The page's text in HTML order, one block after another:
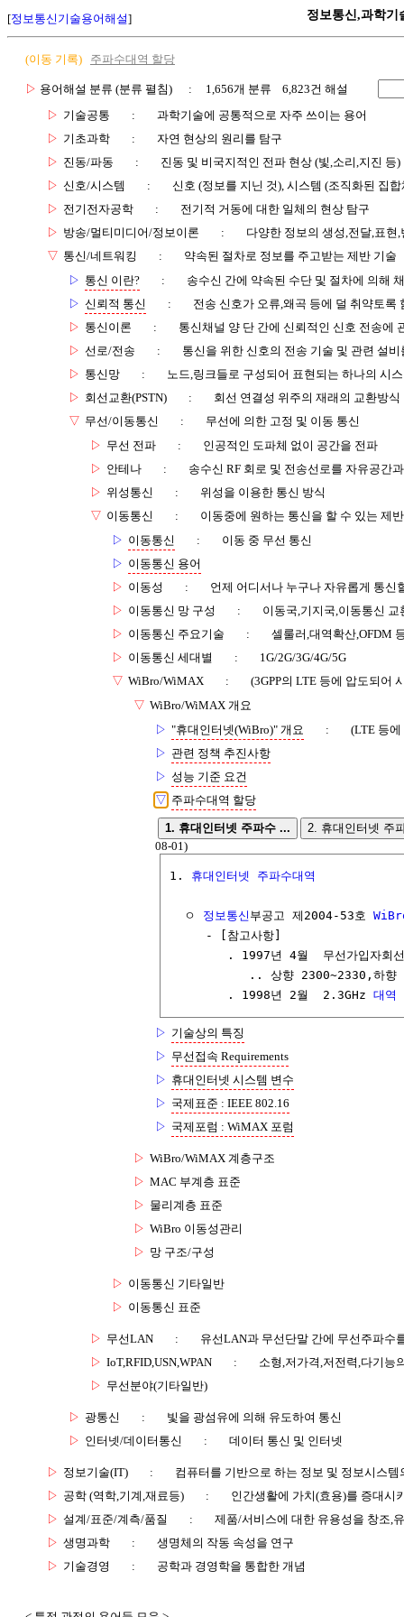
[정보통신기술용어해설] 정보통신,과학기
(이동 기록) 주파수대역 할당
▷ 용어해설 분류 (분류 펼침)
: 1,656개 분류 6,823건 해설
▷ 기술공통 :
과학기술에 공통적으로 자주 쓰이는 용어
▷ 기초과학 :
자연 현상의 원리를 탐구
▷ 진동/파동 :
진동 및 비국지적인 전파 현상 (빛,소리,지진 등)
▷ 신호/시스템 :
신호 (정보를 지닌 것), 시스템 (조직화된 집합
▷ 전기전자공학 :
전기적 거동에 대한 일체의 현상 탐구
▷ 방송/멀티미디어/정보이론 :
다양한 정보의 생성,전달,표현
▽ 통신/네트워킹 :
약속된 절차로 정보를 주고받는 제반 기술
▷ 통신 이란? :
송수신 간에 약속된 수단 및 절차에 의해
▷ 신뢰적 통신 :
전송 신호가 오류,왜곡 등에 덜 취약토록
▷ 통신이론 :
통신채널 양 단 간에 신뢰적인 신호 전송에
▷ 선로/전송 :
통신을 위한 신호의 전송 기술 및 관련 설비
▷ 통신망 :
노드,링크들로 구성되어 표현되는 하나의 시
▷ 회선교환(PSTN) :
회선 연결성 위주의 재래의 교환방식
▽ 무선/이동통신 :
무선에 의한 고정 및 이동 통신
▷ 무선 전파 :
인공적인 도파체 없이 공간을 전파
▷ 안테나 :
송수신 RF 회로 및 전송선로를 자유공간
▷ 위성통신 :
위성을 이용한 통신 방식
▽ 이동통신 :
이동중에 원하는 통신을 할 수 있는 제
▷ 이동통신 :
이동 중 무선 통신
▷ 이동통신 용어
▷ 이동성 :
언제 어디서나 누구나 자유롭게 통신
▷ 이동통신 망 구성 :
이동국,기지국,이동통신 교
▷ 이동통신 주요기술 :
셀룰러,대역확산,OFDM
▷ 이동통신 세대별 :
1G/2G/3G/4G/5G
▽ WiBro/WiMAX :
(3GPP의 LTE 등에 압도되어
▽ WiBro/WiMAX 개요
▷ "휴대인터넷(WiBro)" 개요 :
(LTE 등
▷ 관련 정책 추진사항
▷ 성능 기준 요건
▽ 주파수대역 할당
1. 휴대인터넷 주파수 ...
2. 휴대인터넷 주
08-01)
1. 휴대인터넷 주파수대역
  ㅇ
정보통신 부공고 제2004-53호
     - [참고사항]
. 1997년 4월  무선가입자회
.. 상향 2300~2330,하
        . 1998년 2월  2.3GHz
대역
▷ 기술상의 특징
▷ 무선접속 Requirements
▷ 휴대인터넷 시스템 변수
▷ 국제표준 : IEEE 802.16
▷ 국제포럼 : WiMAX 포럼
▷ WiBro/WiMAX 계층구조
▷ MAC 부계층 표준
▷ 물리계층 표준
▷ WiBro 이동성관리
▷ 망 구조/구성
▷ 이동통신 기타일반
▷ 이동통신 표준
▷ 무선LAN :
유선LAN과 무선단말 간에 무선주파수
▷ IoT,RFID,USN,WPAN :
소형,저가격,저전력,다기능
▷ 무선분야(기타일반)
▷ 광통신 :
빛을 광섬유에 의해 유도하여 통신
▷ 인터넷/데이터통신 : 데이터 통신 및 인터넷
▷ 정보기술(IT) :
컴퓨터를 기반으로 하는 정보 및 정보시스템
▷ 공학 (역학,기계,재료등) :
인간생활에 가치(효용)를 증대시
▷ 설계/표준/계측/품질 :
제품/서비스에 대한 유용성을 창조,
▷ 생명과학 :
생명체의 작동 속성을 연구
▷ 기술경영 : 공학과 경영학을 통합한 개념